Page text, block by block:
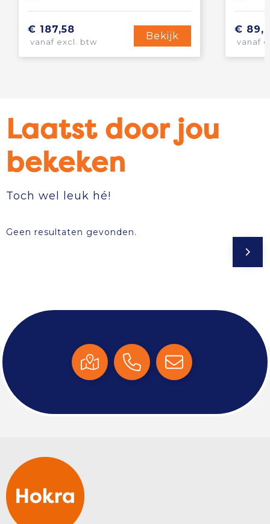
€ 187,58
vanaf excl. btw
Bekijk
€
vanaf
Laatst door jou
bekeken
Toch wel leuk hé!
Geen resultaten gevonden.